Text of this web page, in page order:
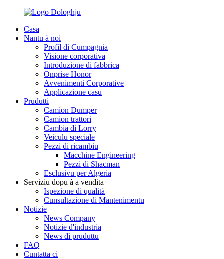
Casa
Nantu à noi
Profil di Cumpagnia
Visione corporativa
Introduzione di fabbrica
Onprise Honor
Avvenimenti Corporative
Applicazione casu
Prudutti
Camion Dumper
Camion trattori
Cambia di Lorry
Veiculu speciale
Pezzi di ricambiu
Macchine Engineering
Pezzi di Shacman
Esclusivu per Algeria
Serviziu dopu à a vendita
Ispezione di qualità
Cunsultazione di Mantenimentu
Notizie
News Company
Notizie d'industria
News di pruduttu
FAQ
Cuntatta ci